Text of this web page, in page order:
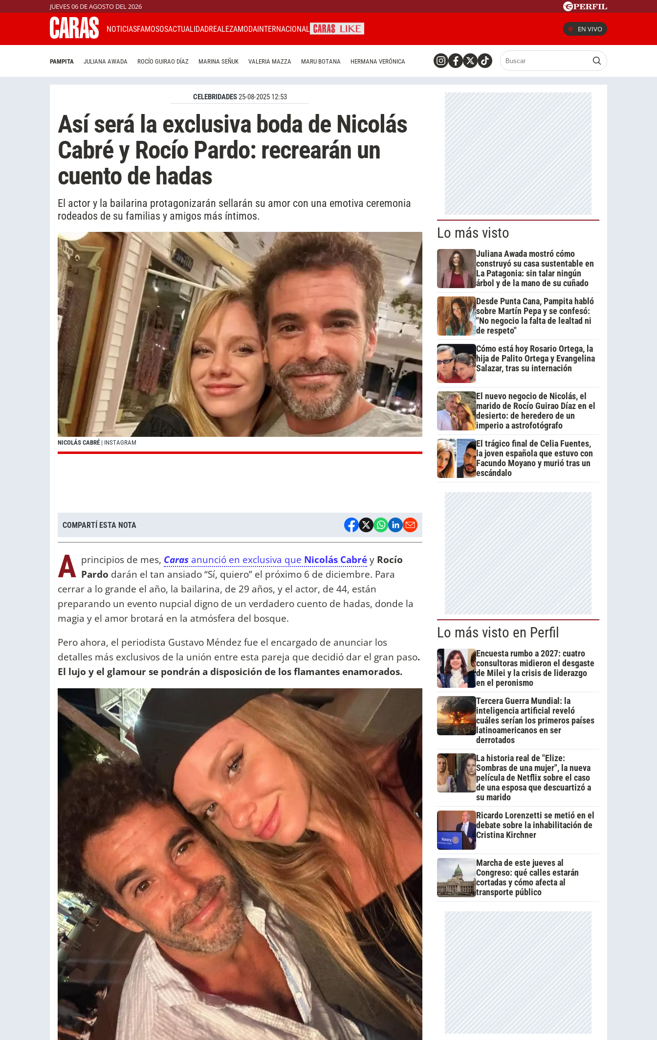
JUEVES 06 DE AGOSTO DEL 2026
NOTICIASFAMOSOSACTUALIDADREALEZAMODAINTERNACIONAL EN VIVO
PAMPITA JULIANA AWADA ROCÍO GUIRAO DÍAZ MARINA SEÑUK VALERIA MAZZA MARU BOTANA HERMANA VERÓNICA
CELEBRIDADES25-08-2025 12:53
Así será la exclusiva boda de Nicolás
Cabré y Rocío Pardo: recrearán un
cuento de hadas
El actor y la bailarina protagonizarán sellarán su amor con una emotiva ceremonia
rodeados de su familias y amigos más íntimos.
NICOLÁS CABRÉ | INSTAGRAM
COMPARTÍ ESTA NOTA
A principios de mes, Caras anunció en exclusiva que Nicolás Cabréy Rocío
Pardo darán el tan ansiado “Sí, quiero” el próximo 6 de diciembre. Para
cerrar a lo grande el año, la bailarina, de 29 años, y el actor, de 44, están
preparando un evento nupcial digno de un verdadero cuento de hadas, donde la
magia y el amor brotará en la atmósfera del bosque.
Pero ahora, el periodista Gustavo Méndez fue el encargado de anunciar los
detalles más exclusivos de la unión entre esta pareja que decidió dar el gran paso.
El lujo y el glamour se pondrán a disposición de los flamantes enamorados.
Lo más visto
Juliana Awada mostró cómo
construyó su casa sustentable en
La Patagonia: sin talar ningún
árbol y de la mano de su cuñado
Desde Punta Cana, Pampita habló
sobre Martín Pepa y se confesó:
"No negocio la falta de lealtad ni
de respeto"
Cómo está hoy Rosario Ortega, la
hija de Palito Ortega y Evangelina
Salazar, tras su internación
El nuevo negocio de Nicolás, el
marido de Rocío Guirao Díaz en el
desierto: de heredero de un
imperio a astrofotógrafo
El trágico final de Celia Fuentes,
la joven española que estuvo con
Facundo Moyano y murió tras un
escándalo
Lo más visto en Perfil
Encuesta rumbo a 2027: cuatro
consultoras midieron el desgaste
de Milei y la crisis de liderazgo
en el peronismo
Tercera Guerra Mundial: la
inteligencia artificial reveló
cuáles serían los primeros países
latinoamericanos en ser
derrotados
La historia real de "Elize:
Sombras de una mujer", la nueva
película de Netflix sobre el caso
de una esposa que descuartizó a
su marido
Ricardo Lorenzetti se metió en el
debate sobre la inhabilitación de
Cristina Kirchner
Marcha de este jueves al
Congreso: qué calles estarán
cortadas y cómo afecta al
transporte público